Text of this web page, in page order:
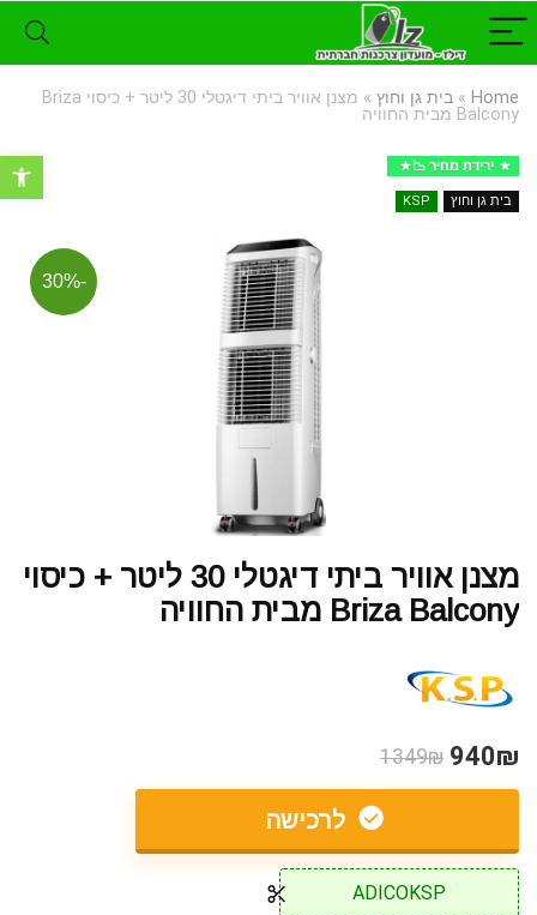
פתח
Home
» בית גן וחוץ »
מצנן אוויר ביתי דיגטלי 30 ליטר + כיסוי Briza
Balcony מבית החוויה
ירידת מחיר 📉
בית גן וחוץ KSP
-30%
מצנן אוויר ביתי דיגטלי 30 ליטר + כיסוי
Briza Balcony מבית החוויה
940₪
1349₪
לרכישה
ADICOKSP